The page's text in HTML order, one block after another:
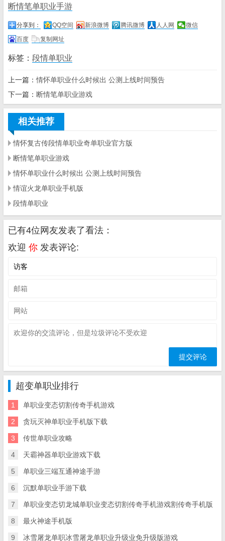
断情笔单职业手游
分享到： QQ空间 新浪微博 腾讯微博 人人网
微信
百度
复制网址
标签： 段情单职业
上一篇：情怀单职业什么时候出 公测上线时间预告
下一篇： 断情笔单职业游戏
相关推荐
情怀复古传段情单职业奇单职业官方版
断情笔单职业游戏
情怀单职业什么时候出 公测上线时间预告
情谊火龙单职业手机版
段情单职业
已有4位网友发表了看法：
欢迎 你 发表评论:
超变单职业排行
1 单职业变态切割传奇手机游戏
2 贪玩灭神单职业手机版下载
3 传世单职业攻略
4 天霸神器单职业游戏下载
5 单职业三端互通神途手游
6 沉默单职业手游下载
7 单职业变态切龙城单职业变态切割传奇手机游戏割传奇手机版
8 最火神途手机版
9 冰雪屠龙单职冰雪屠龙单职业升级业免升级版游戏